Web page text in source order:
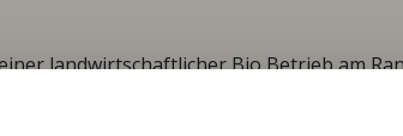
landwirtschaftlicher Bio Betrieb am